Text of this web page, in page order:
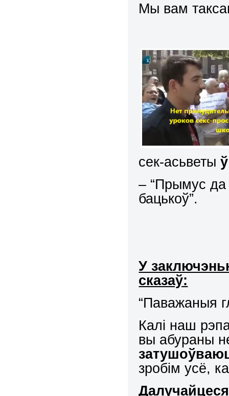
Мы вам
сек-асьветы
– “Прымус да
бацькоў”.
У
сказаў:
“Паважаныя
Калі наш
вы абураны
зробім усё,